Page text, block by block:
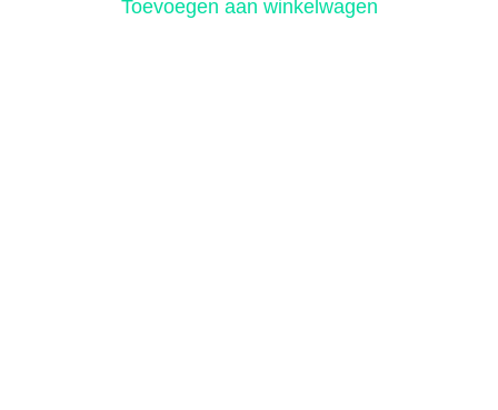
Toevoegen aan winkelwagen